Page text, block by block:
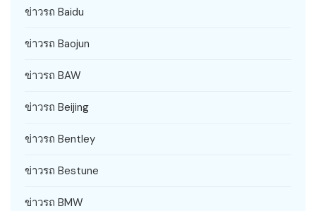
ข่าวรถ Baidu
ข่าวรถ Baojun
ข่าวรถ BAW
ข่าวรถ Beijing
ข่าวรถ Bentley
ข่าวรถ Bestune
ข่าวรถ BMW